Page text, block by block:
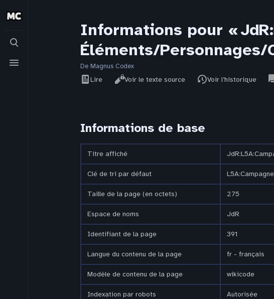
Basculer
recherche
Basculer
le
Informations pour «
Éléments/
De Magnus Codex
Affichages
Lire Voir le texte source Voir l’historique
Informations de base
Titre affiché
Clé de tri par défaut
Taille de la page (en octets) 275
Espace de noms JdR
Identifiant de la page 391
Langue du contenu de la page fr - français
Modèle de contenu de la page wikicode
Indexation par robots Autorisée